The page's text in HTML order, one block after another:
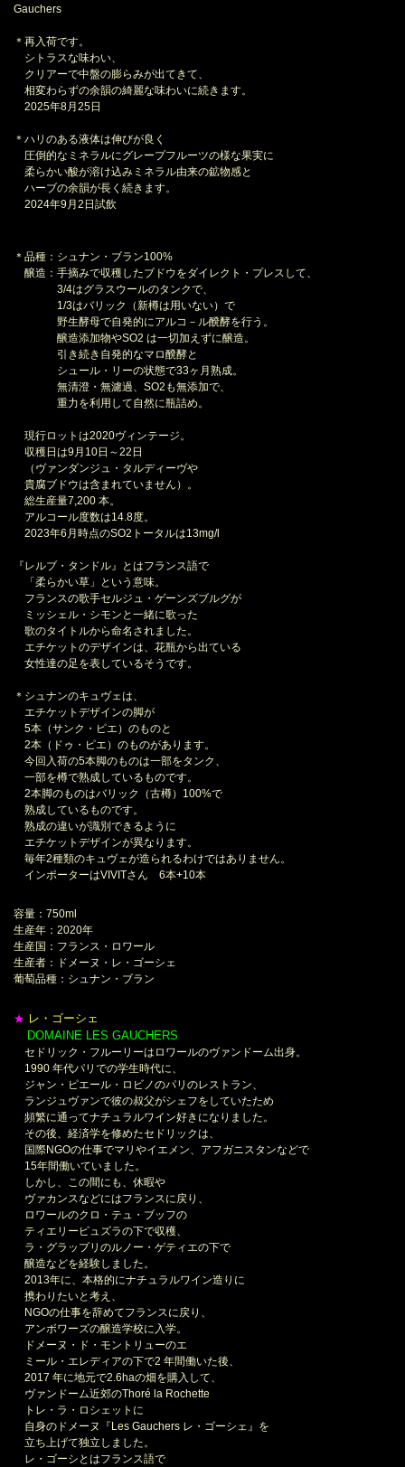
Gauchers
＊再入荷です。
シトラスな味わい、
クリアーで中盤の膨らみが出てきて、
相変わらずの余韻の綺麗な味わいに続きます。
2025年8月25日
＊ハリのある液体は伸びが良く
圧倒的なミネラルにグレープフルーツの様な果実に
柔らかい酸が溶け込みミネラル由来の鉱物感と
ハーブの余韻が長く続きます。
2024年9月2日試飲
＊品種：シュナン・ブラン100%
醸造：手摘みで収穫したブドウをダイレクト・プレスして、
3/4はグラスウールのタンクで、
1/3はバリック（新樽は用いない）で
野生酵母で自発的にアルコ－ル醗酵を行う。
醸造添加物やSO2 は一切加えずに醸造。
引き続き自発的なマロ醗酵と
シュール・リーの状態で33ヶ月熟成。
無清澄・無濾過、SO2も無添加で、
重力を利用して自然に瓶詰め。
現行ロットは2020ヴィンテージ。
収穫日は9月10日～22日
（ヴァンダンジュ・タルディーヴや
貴腐ブドウは含まれていません）。
総生産量7,200 本。
アルコール度数は14.8度。
2023年6月時点のSO2トータルは13mg/l
『レルブ・タンドル』とはフランス語で
「柔らかい草」という意味。
フランスの歌手セルジュ・ゲーンズブルグが
ミッシェル・シモンと一緒に歌った
歌のタイトルから命名されました。
エチケットのデザインは、花瓶から出ている
女性達の足を表しているそうです。
＊シュナンのキュヴェは、
エチケットデザインの脚が
5本（サンク・ピエ）のものと
2本（ドゥ・ピエ）のものがあります。
今回入荷の5本脚のものは一部をタンク、
一部を樽で熟成しているものです。
2本脚のものはバリック（古樽）100%で
熟成しているものです。
熟成の違いが識別できるように
エチケットデザインが異なります。
毎年2種類のキュヴェが造られるわけではありません。
インポーターはVIVITさん 6本+10本
容量：750ml
生産年：2020年
生産国：フランス・ロワール
生産者：ドメーヌ・レ・ゴーシェ
葡萄品種：シュナン・ブラン
★ レ・ゴーシェ
DOMAINE LES GAUCHERS
セドリック・フルーリーはロワールのヴァンドーム出身。
1990 年代パリでの学生時代に、
ジャン・ピエール・ロビノのパリのレストラン、
ランジュヴァンで彼の叔父がシェフをしていたため
頻繁に通ってナチュラルワイン好きになりました。
その後、経済学を修めたセドリックは、
国際NGOの仕事でマリやイエメン、アフガニスタンなどで
15年間働いていました。
しかし、この間にも、休暇や
ヴァカンスなどにはフランスに戻り、
ロワールのクロ・テュ・ブッフの
ティエリーピュズラの下で収穫、
ラ・グラップリのルノー・ゲティエの下で
醸造などを経験しました。
2013年に、本格的にナチュラルワイン造りに
携わりたいと考え、
NGOの仕事を辞めてフランスに戻り、
アンボワーズの醸造学校に入学。
ドメーヌ・ド・モントリューのエ
ミール・エレディアの下で2 年間働いた後、
2017 年に地元で2.6haの畑を購入して、
ヴァンドーム近郊のThoré la Rochette
トレ・ラ・ロシェットに
自身のドメーヌ『Les Gauchers レ・ゴーシェ』を
立ち上げて独立しました。
レ・ゴーシとはフランス語で